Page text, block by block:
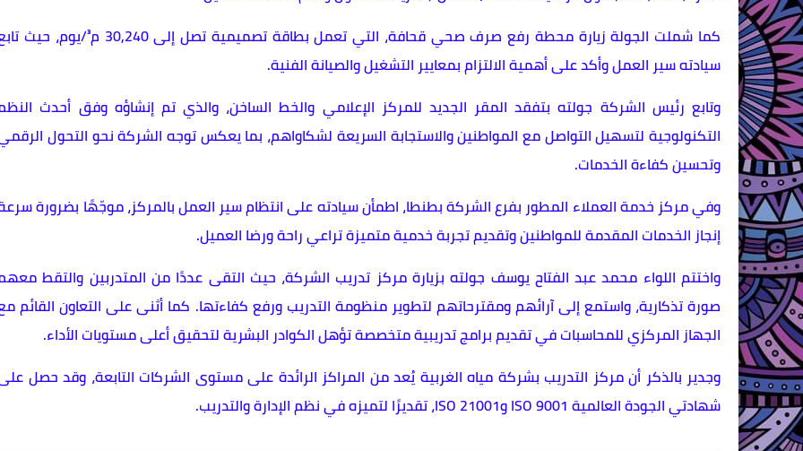
كما شملت الجولة زيارة محطة رفع صرف صحي قحافة، التي تعمل بطاقة تصميمية تصل إلى 30,240 م³/يوم،
سيادته سير العمل وأكد على أهمية الالتزام بمعايير التشغيل والصيانة الفنية.
وتابع رئيس الشركة جولته بتفقد المقر الجديد للمركز الإعلامي والخط الساخن، والذي تم إنشاؤه وفق أحدث
التكنولوجية لتسهيل التواصل مع المواطنين والاستجابة السريعة لشكاواهم، بما يعكس توجه الشركة نحو التحول
وتحسين كفاءة الخدمات.
وفي مركز خدمة العملاء المطور بفرع الشركة بطنطا، اطمأن سيادته على انتظام سير العمل بالمركز، موجّهًا بضرورة
إنجاز الخدمات المقدمة للمواطنين وتقديم تجربة خدمية متميزة تراعي راحة ورضا العميل.
واختتم اللواء محمد عبد الفتاح يوسف جولته بزيارة مركز تدريب الشركة، حيث التقى عددًا من المتدربين والتقط
صورة تذكارية، واستمع إلى آرائهم ومقترحاتهم لتطوير منظومة التدريب ورفع كفاءتها. كما أثنى على التعاون القائم
الجهاز المركزي للمحاسبات في تقديم برامج تدريبية متخصصة تؤهل الكوادر البشرية لتحقيق أعلى مستويات الأداء.
وجدير بالذكر أن مركز التدريب بشركة مياه الغربية يُعد من المراكز الرائدة على مستوى الشركات التابعة، وقد حصل
شهادتي الجودة العالمية ISO 9001 وISO 21001، تقديرًا لتميزه في نظم الإدارة والتدريب.